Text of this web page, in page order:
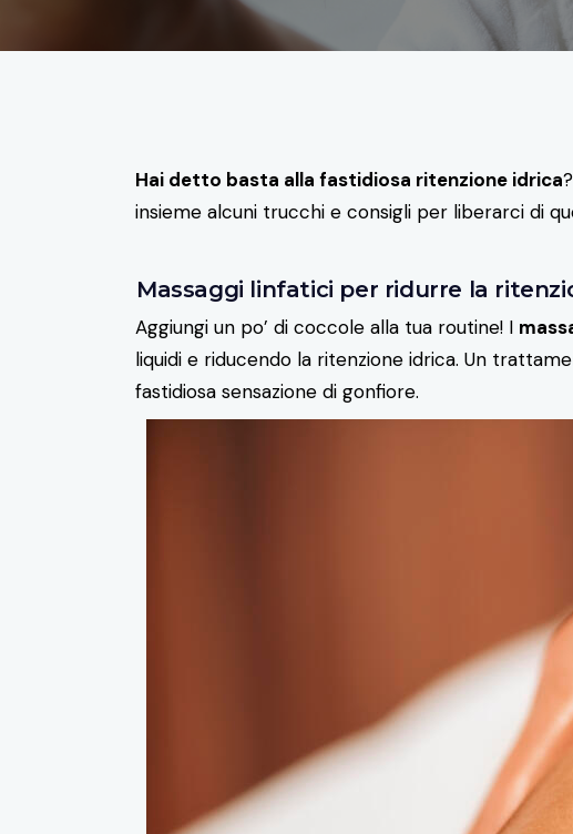
Hai detto basta alla fastidiosa ritenzione idrica?
insieme alcuni trucchi e consigli per liberarci di
Massaggi linfatici per ridurre la
Aggiungi un po’ di coccole alla tua routine! I
liquidi e riducendo la ritenzione idrica. Un
fastidiosa sensazione di gonfiore.